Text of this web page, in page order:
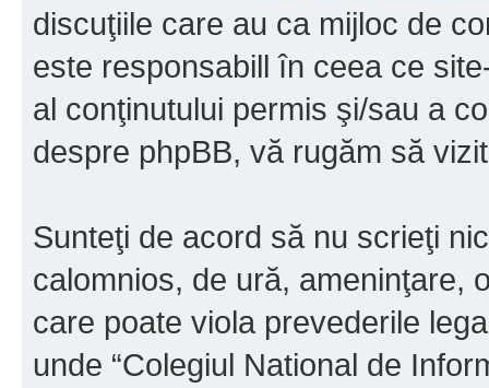
discuţiile care au ca mijloc de
este responsabill în ceea ce
al conţinutului permis şi/sau a
despre phpBB, vă rugăm să
Sunteţi de acord să nu scrieţi
calomnios, de ură, ameninţare,
care poate viola prevederile
unde “Colegiul National de